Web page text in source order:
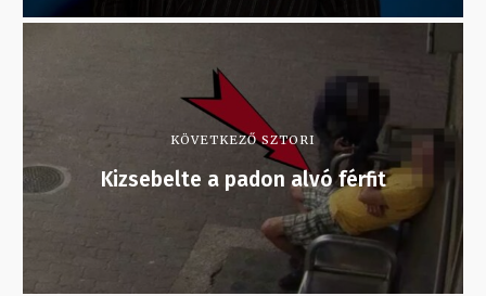
KÖVETKEZŐ SZTORI
Kizsebelte a padon alvó férfit